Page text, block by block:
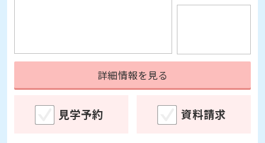
詳細情報を見る
見学予約 資料請求